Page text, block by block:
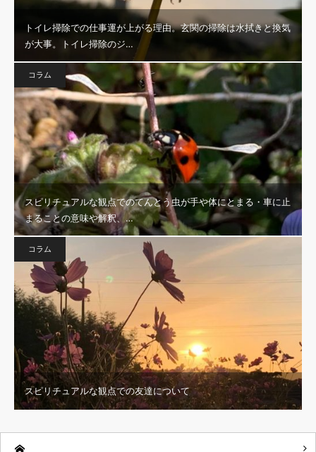
トイレ掃除での仕事運が上がる理由。玄関の掃除は水拭きと換気
が大事。トイレ掃除のジ…
コラム
スピリチュアルな観点でのてんとう虫が手や体にとまる・車に止
まることの意味や解釈、…
コラム
スピリチュアルな観点での友達について